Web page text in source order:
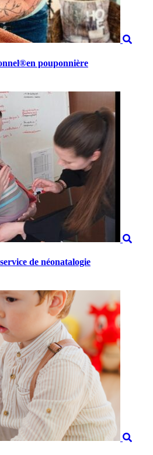
pouponnière
de néonatalogie